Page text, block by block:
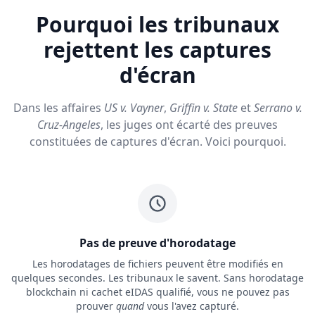
Pourquoi les tribunaux
rejettent les captures
d'écran
Dans les affaires US v. Vayner, Griffin v. StateetSerrano v.
Cruz-Angeles, les juges ont écarté des preuves
constituées de captures d'écran. Voici pourquoi.
Pas de preuve d'horodatage
Les horodatages de fichiers peuvent être modifiés en
quelques secondes. Les tribunaux le savent. Sans horodatage
blockchain ni cachet eIDAS qualifié, vous ne pouvez pas
prouver quandvous l'avez capturé.